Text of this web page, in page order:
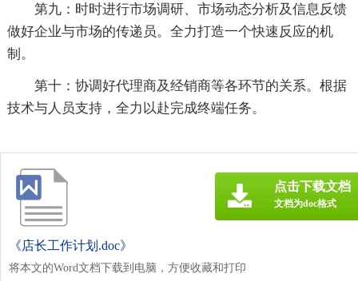
第九：时时进行市场调研、市场动态分析及信息反馈
做好企业与市场的传递员。全力打造一个快速反应的机
制。
第十：协调好代理商及经销商等各环节的关系。根据
技术与人员支持，全力以赴完成终端任务。
《店长工作计划.doc》
将本文的Word文档下载到电脑，方便收藏和打印
点击下载文档
文档为doc格式